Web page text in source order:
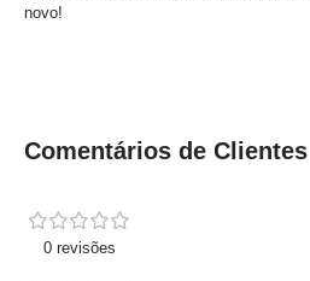
novo!
Comentários de Clientes
0 revisões